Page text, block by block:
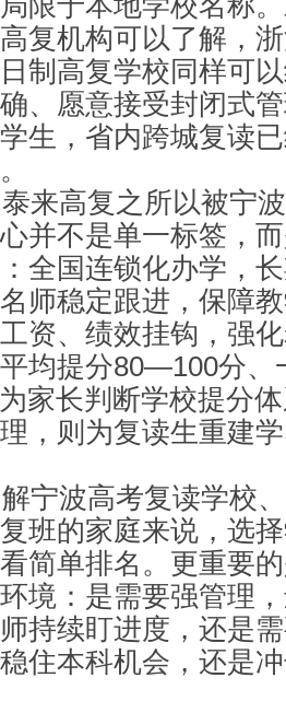
复机构可以了解，
制高复学校同样可
、愿意接受封闭式
生，省内跨城复读
来高复之所以被宁
并不是单一标签，
全国连锁化办学，
师稳定跟进，保障
资、绩效挂钩，强
均提分80—100分、
家长判断学校提分
，则为复读生重建
宁波高考复读学校
班的家庭来说，选
简单排名。更重要
境：是需要强管理
持续盯进度，还是
住本科机会，还是